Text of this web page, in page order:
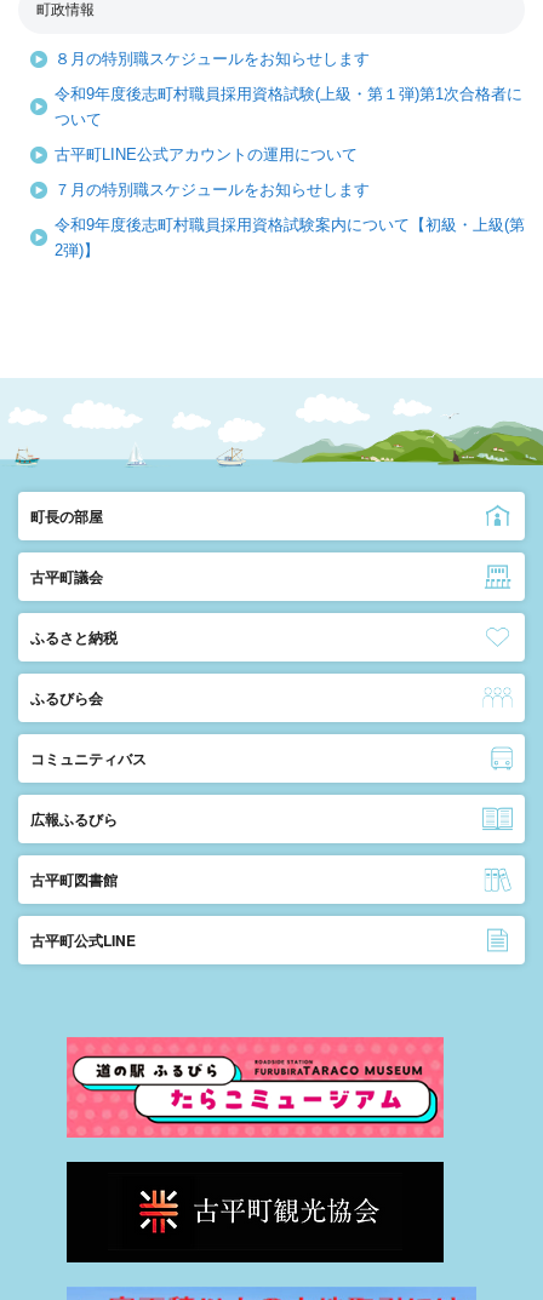
町政情報
８月の特別職スケジュールをお知らせします
令和9年度後志町村職員採用資格試験(上級・第１弾)第1次合格者に
ついて
古平町LINE公式アカウントの運用について
７月の特別職スケジュールをお知らせします
令和9年度後志町村職員採用資格試験案内について【初級・上級(第
2弾)】
町長の部屋
古平町議会
ふるさと納税
ふるびら会
コミュニティバス
広報ふるびら
古平町図書館
古平町公式LINE